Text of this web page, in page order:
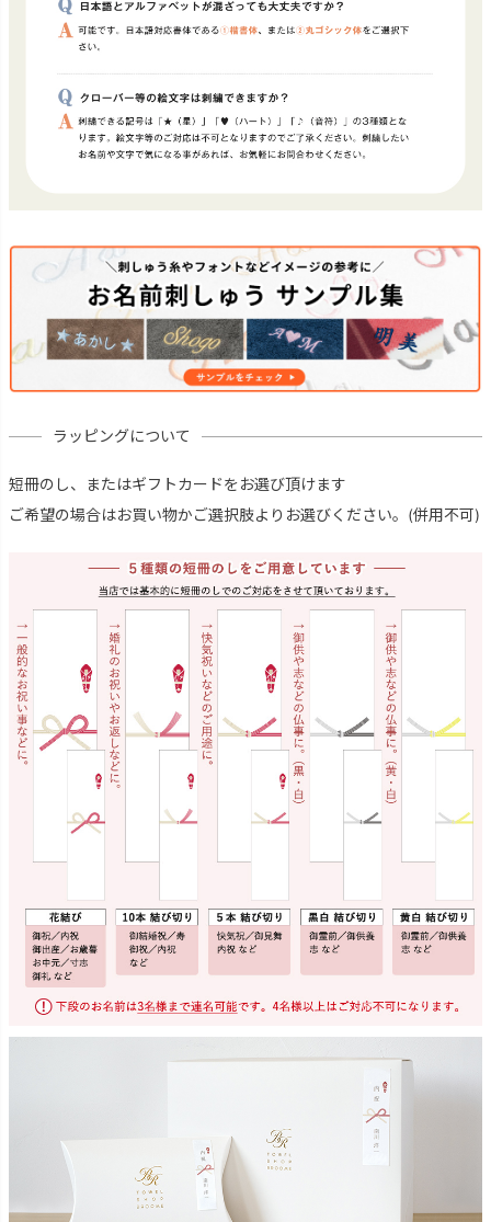
ラッピングについて
短冊のし、またはギフトカードをお選び頂けます
ご希望の場合はお買い物かご選択肢よりお選びください。(併用不可)